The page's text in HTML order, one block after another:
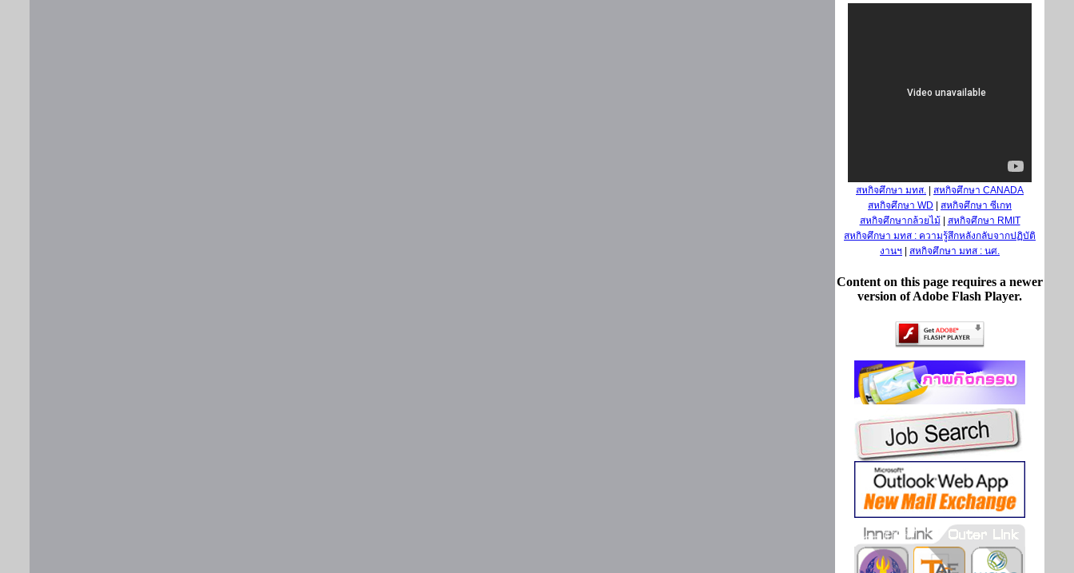
สหกิจศึกษา มทส.
สหกิจศึกษา CANADA
สหกิจศึกษา WD
สหกิจศึกษา ซีเกท
สหกิจศึกษากล้วยไม้
สหกิจศึกษา RMIT
สหกิจศึกษา มทส : ความรู้สึกหลังกลับจากปฏิบัติ
งานฯ
สหกิจศึกษา มทส : นศ.
Content on this page requires a newer
version of Adobe Flash Player.